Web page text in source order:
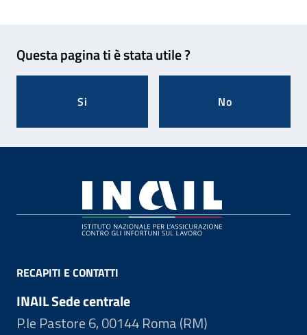
Questa pagina ti è stata utile ?
Si No
RECAPITI E CONTATTI
INAIL Sede centrale
P.le Pastore 6, 00144 Roma (RM)